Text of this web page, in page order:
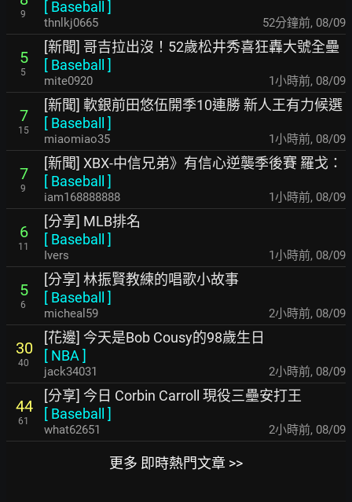
9
[ Baseball ]
thnlkj0665 52分鐘前, 08/09
5
5
[新聞] 哥吉拉出沒！52歲松井秀喜狂轟大號全壘
[ Baseball ]
mite0920 1小時前, 08/09
7
15
[新聞] 軟銀前田悠伍開季10連勝 新人王有力候選
[ Baseball ]
miaomiao35 1小時前, 08/09
7
9
[新聞] XBX-中信兄弟》有信心逆襲季後賽 羅戈：
[ Baseball ]
iam168888888 1小時前, 08/09
6
11
[分享] MLB排名
[ Baseball ]
Ivers 1小時前, 08/09
5
6
[分享] 林振賢教練的唱歌小故事
[ Baseball ]
micheal59 2小時前, 08/09
30
40
[花邊] 今天是Bob Cousy的98歲生日
[ NBA ]
jack34031 2小時前, 08/09
44
61
[分享] 今日 Corbin Carroll 現役三壘安打王
[ Baseball ]
what62651 2小時前, 08/09
更多 即時熱門文章 >>